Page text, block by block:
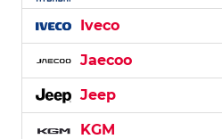
Iveco
Jaecoo
Jeep
KGM